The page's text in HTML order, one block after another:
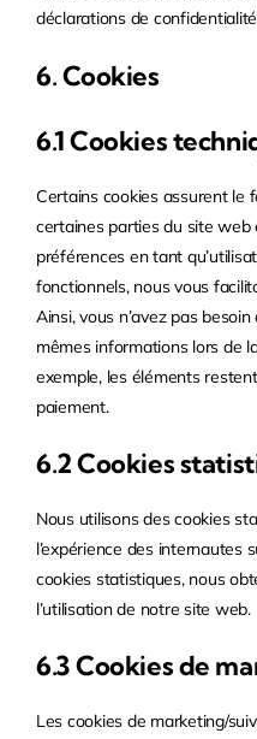
déclarations de
6. Cookies
6.1 Cookies
Certains cookies assurent le
certaines parties du site
préférences en tant
fonctionnels, nous vous
Ainsi, vous n’avez pas
mêmes informations lors de
exemple, les éléments
paiement.
6.2 Cookies
Nous utilisons des cookies
l’expérience des internautes
cookies statistiques, nous
l’utilisation de notre site web.
6.3 Cookies de
Les cookies de marketing/